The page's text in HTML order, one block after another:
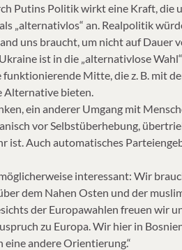
Putins Politik wirkt eine Kraft, die
„alternativlos“ an. Realpolitik
uns braucht, um nicht auf Dauer
ist in die „alternativlose
Mitte, die z. B. mit
Alternative bieten.
ein anderer Umgang mit
vor Selbstüberhebung,
ist. Auch automatisches
interessant: Wir
dem Nahen Osten und der
der Europawahlen freuen wir
zu Europa. Wir hier in
andere Orientierung.“